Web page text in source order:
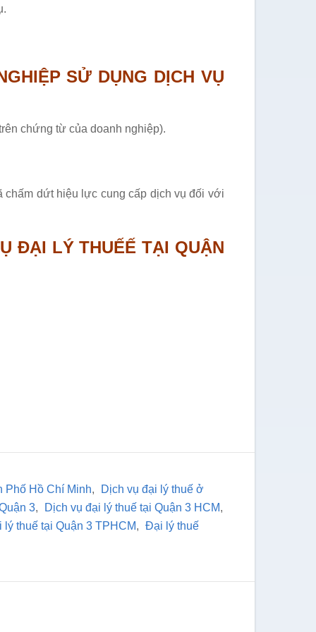
SỬ DỤNG DỊCH VỤ
chứng từ của doanh nghiệp).
chấm dứt hiệu lực cung cấp dịch vụ đối với
ĐẠI LÝ THUẾẾ TẠI QUẬN
Phố Hồ Chí Minh,
Dịch vụ đại lý thuế ở
3, Dịch vụ đại lý thuế tại Quận 3 HCM,
lý thuế tại Quận 3 TPHCM, Đại lý thuế